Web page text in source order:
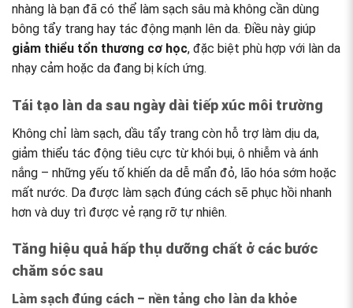
nhàng là bạn đã có thể làm sạch sâu mà không cần dùng
bông tẩy trang hay tác động mạnh lên da. Điều này giúp
giảm thiểu tổn thương cơ học, đặc biệt phù hợp với làn da
nhạy cảm hoặc da đang bị kích ứng.
Tái tạo làn da sau ngày dài tiếp xúc môi trường
Không chỉ làm sạch, dầu tẩy trang còn hỗ trợ làm dịu da,
giảm thiểu tác động tiêu cực từ khói bụi, ô nhiễm và ánh
nắng – những yếu tố khiến da dễ mẩn đỏ, lão hóa sớm hoặc
mất nước. Da được làm sạch đúng cách sẽ phục hồi nhanh
hơn và duy trì được vẻ rạng rỡ tự nhiên.
Tăng hiệu quả hấp thụ dưỡng chất ở các bước
chăm sóc sau
Làm sạch đúng cách – nền tảng cho làn da khỏe